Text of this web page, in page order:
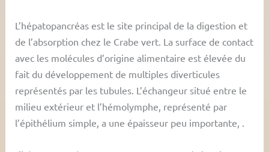
L’hépatopancréas est le site principal de la digestion et
de l’absorption chez le Crabe vert. La surface de contact
avec les molécules d’origine alimentaire est élevée du
fait du développement de multiples diverticules
représentés par les tubules. L’échangeur situé entre le
milieu extérieur et l’hémolymphe, représenté par
l’épithélium simple, a une épaisseur peu importante, .